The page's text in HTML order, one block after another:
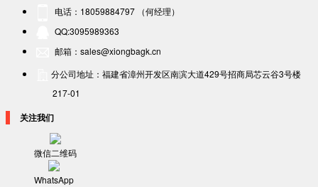
电话：18059884797 （何经理）
QQ:3095989363
邮箱：sales@xiongbagk.cn
分公司地址：福建省漳州开发区南滨大道429号招商局芯云谷3号楼
217-01
关注我们
微信二维码
WhatsApp